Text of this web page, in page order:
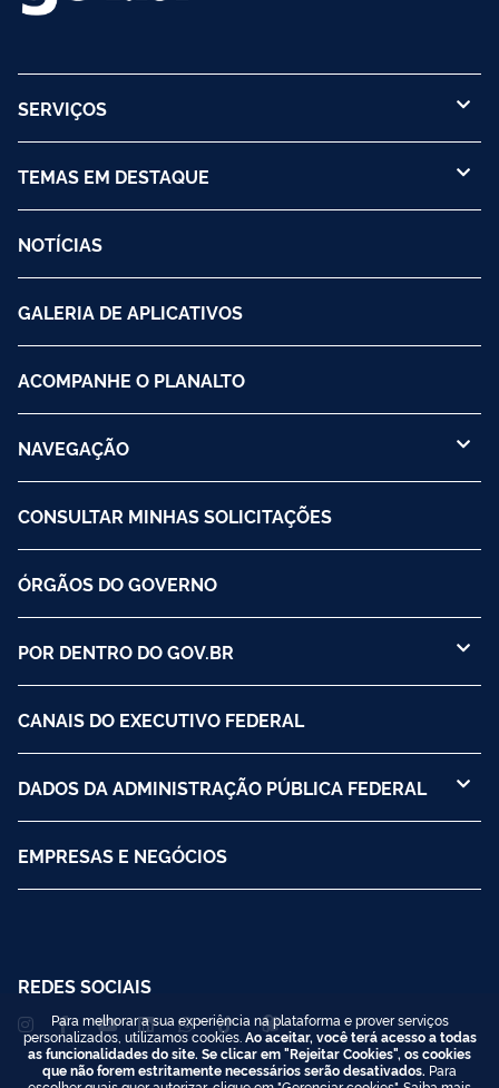
SERVIÇOS
TEMAS EM DESTAQUE
NOTÍCIAS
GALERIA DE APLICATIVOS
ACOMPANHE O PLANALTO
NAVEGAÇÃO
CONSULTAR MINHAS SOLICITAÇÕES
ÓRGÃOS DO GOVERNO
POR DENTRO DO GOV.BR
CANAIS DO EXECUTIVO FEDERAL
DADOS DA ADMINISTRAÇÃO PÚBLICA FEDERAL
EMPRESAS E NEGÓCIOS
REDES SOCIAIS
Para melhorar a sua experiência na plataforma e prover serviços
personalizados, utilizamos cookies. Ao aceitar, você terá acesso a todas
as funcionalidades do site. Se clicar em "Rejeitar Cookies", os cookies
que não forem estritamente necessários serão desativados. Para